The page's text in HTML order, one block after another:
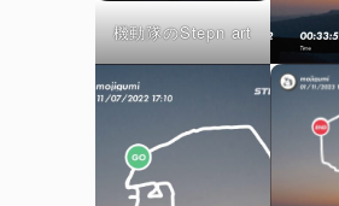
機動隊のStepn art